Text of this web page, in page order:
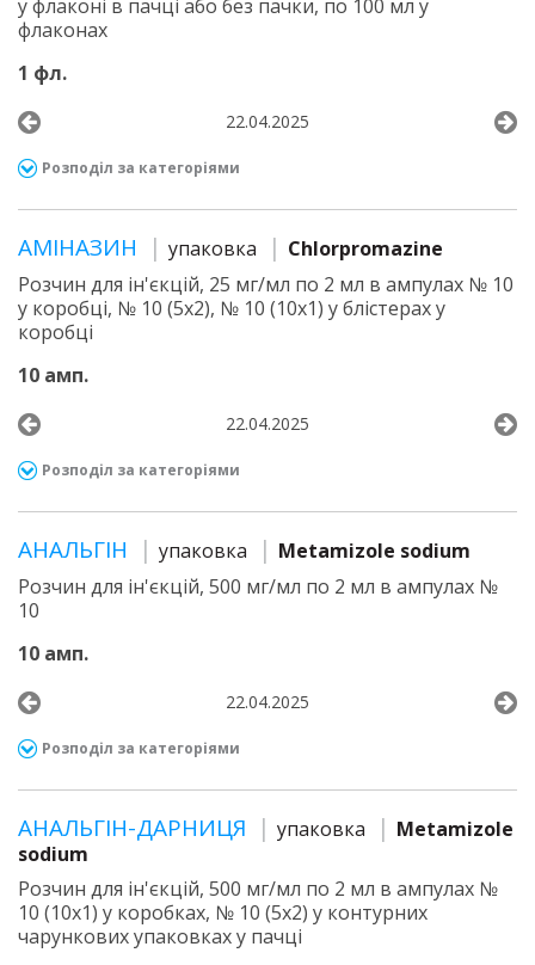
у флаконі в пачці або без пачки, по 100 мл у
флаконах
1 фл.
22.04.2025
Розподіл за категоріями
АМІНАЗИН упаковка
Chlorpromazine
Розчин для ін'єкцій, 25 мг/мл по 2 мл в ампулах № 10
у коробці, № 10 (5х2), № 10 (10х1) у блістерах у
коробці
10 амп.
22.04.2025
Розподіл за категоріями
АНАЛЬГІН упаковка
Metamizole sodium
Розчин для ін'єкцій, 500 мг/мл по 2 мл в ампулах №
10
10 амп.
22.04.2025
Розподіл за категоріями
АНАЛЬГІН-ДАРНИЦЯ упаковка
Metamizole
sodium
Розчин для ін'єкцій, 500 мг/мл по 2 мл в ампулах №
10 (10х1) у коробках, № 10 (5х2) у контурних
чарункових упаковках у пачці